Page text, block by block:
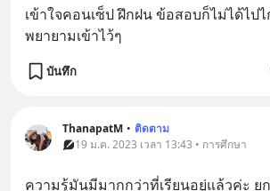
เข้าใจคอนเซ็ป ฝึกฝน ข้อสอบก็ไม่ได้ไป
พยายามเข้าไว้ๆ
บันทึก
ThanapatM • ติดตาม
19 ม.ค. 2023 เวลา 13:43 • การศึกษา
ความรู้มันมีมากกว่าที่เรียนอยู่แล้วค่ะ ย